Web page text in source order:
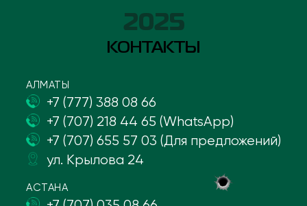
2025
КОНТАКТЫ
АЛМАТЫ
+7 (777) 388 08 66
+7 (707) 218 44 65 (WhatsApp)
+7 (707) 655 57 03 (Для предложений)
ул. Крылова 24
АСТАНА